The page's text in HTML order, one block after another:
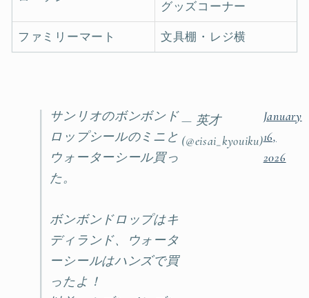
グッズコーナー
ファミリーマート 文具棚・レジ横
サンリオのボンボンド
ロップシールのミニと
ウォーターシール買っ
た。
ボンボンドロップはキ
ディランド、ウォータ
ーシールはハンズで買
ったよ！
— 英才
(@eisai_kyouiku)
January
16,
2026